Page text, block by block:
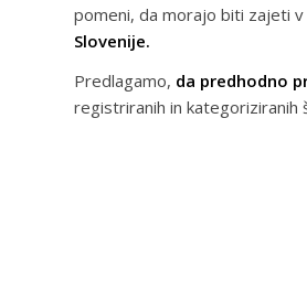
pomeni, da morajo biti zajeti v
Slovenije.
Predlagamo, da predhodno
registriranih in kategoriziranih